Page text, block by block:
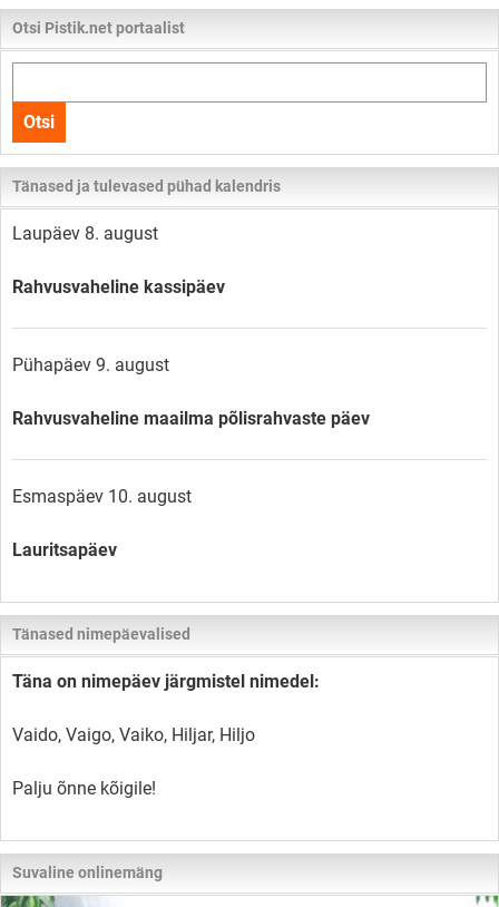
Otsi Pistik.net portaalist
kogu
lehelt
Otsi
Tänased ja tulevased pühad kalendris
Laupäev 8. august
Rahvusvaheline kassipäev
Pühapäev 9. august
Rahvusvaheline maailma põlisrahvaste päev
Esmaspäev 10. august
Lauritsapäev
Tänased nimepäevalised
Täna on nimepäev järgmistel nimedel:
Vaido, Vaigo, Vaiko, Hiljar, Hiljo
Palju õnne kõigile!
Suvaline onlinemäng